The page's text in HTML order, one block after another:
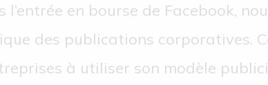
l’entrée en bourse de Facebook,
des publications corporatives.
à utiliser son modèle